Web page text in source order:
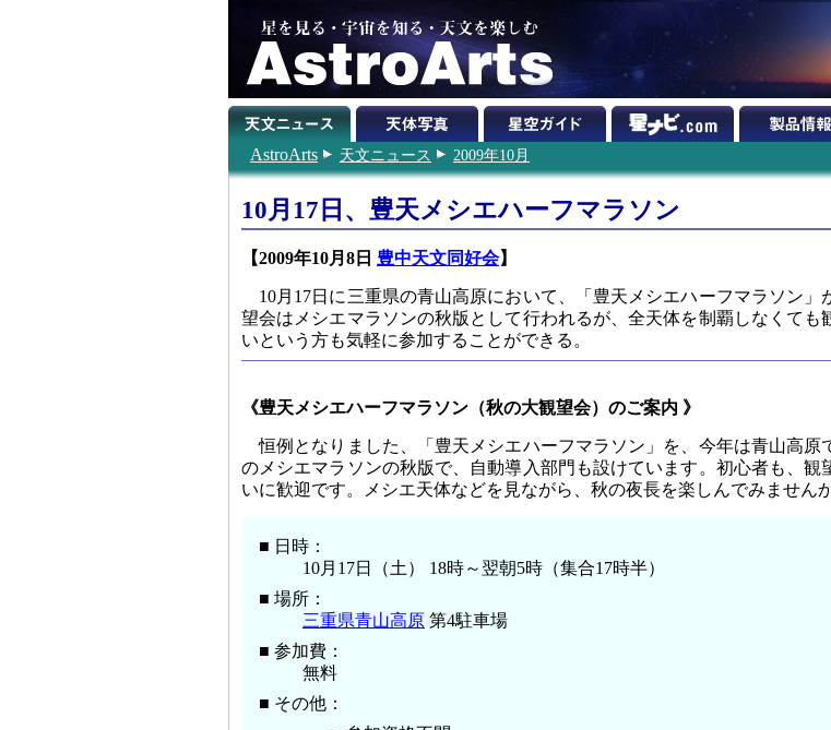
AstroArts 天文ニュース 2009年10月
10月17日、豊天メシエハーフマラソン
【2009年10月8日 豊中天文同好会】
10月17日に三重県の青山高原において、「豊天メシエハーフマラソン」
望会はメシエマラソンの秋版として行われるが、全天体を制覇しなくても
いという方も気軽に参加することができる。
《豊天メシエハーフマラソン（秋の大観望会）のご案内 》
恒例となりました、「豊天メシエハーフマラソン」を、今年は青山高原
のメシエマラソンの秋版で、自動導入部門も設けています。初心者も、観
いに歓迎です。メシエ天体などを見ながら、秋の夜長を楽しんでみませんか
■ 日時：
10月17日（土） 18時～翌朝5時（集合17時半）
■ 場所：
三重県青山高原 第4駐車場
■ 参加費：
無料
■ その他：